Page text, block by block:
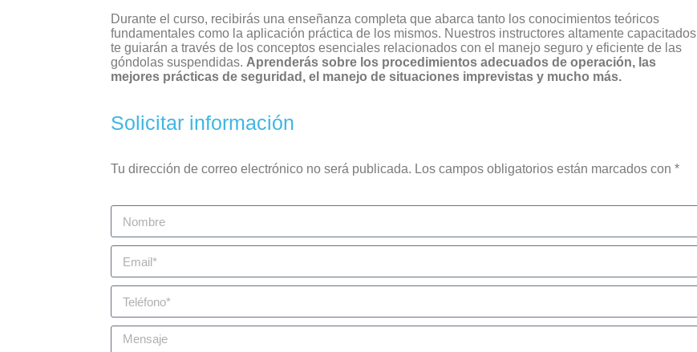
Durante el curso, recibirás una enseñanza completa que abarca tanto los conocimientos teóricos
fundamentales como la aplicación práctica de los mismos. Nuestros instructores altamente capacitados
te guiarán a través de los conceptos esenciales relacionados con el manejo seguro y eficiente de las
góndolas suspendidas. Aprenderás sobre los procedimientos adecuados de operación, las
mejores prácticas de seguridad, el manejo de situaciones imprevistas y mucho más.
Solicitar información
Tu dirección de correo electrónico no será publicada. Los campos obligatorios están marcados con *